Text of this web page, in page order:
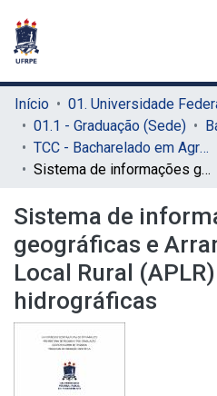
Início
01.1 - Graduação (Sede)
TCC - Bacharelado em Agronomia (Sede)
Sistema de informações geográficas e Arranjo Produtivo Local Rural (APLR) em bacias hidrográficas
Sistema de
geográficas e
Local Rural
hidrográficas